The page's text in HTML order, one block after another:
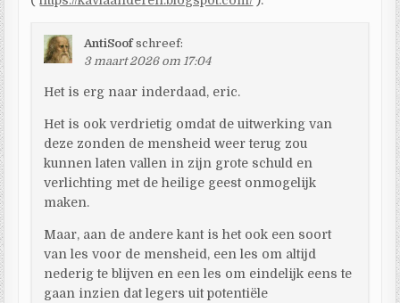
AntiSoof schreef:
3 maart 2026 om 17:04
Het is erg naar inderdaad, eric.
Het is ook verdrietig omdat de uitwerking van
deze zonden de mensheid weer terug zou
kunnen laten vallen in zijn grote schuld en
verlichting met de heilige geest onmogelijk
maken.
Maar, aan de andere kant is het ook een soort
van les voor de mensheid, een les om altijd
nederig te blijven en een les om eindelijk eens te
gaan inzien dat legers uit potentiële